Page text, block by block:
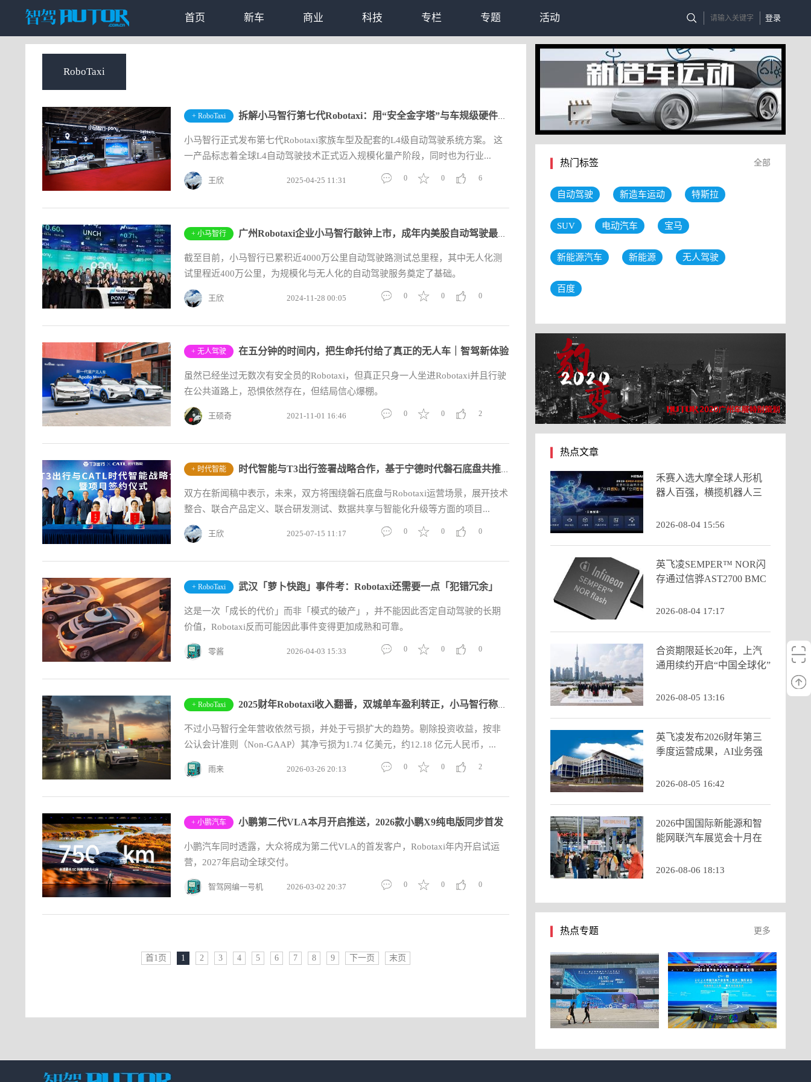
登录
首页 新车 商业 科技 专栏 专题 活动
RoboTaxi
+ RoboTaxi 拆解小马智行第七代Robotaxi：用“安全金字塔”与车规级硬件重构
小马智行正式发布第七代Robotaxi家族车型及配套的L4级自动驾驶系统方案。 这
一产品标志着全球L4自动驾驶技术正式迈入规模化量产阶段，同时也为行业...
王欣 2025-04-25 11:31 6
0
0
+ 小马智行 广州Robotaxi企业小马智行敲钟上市，成年内美股自动驾驶最大IPO
截至目前，小马智行已累积近4000万公里自动驾驶路测试总里程，其中无人化测
试里程近400万公里，为规模化与无人化的自动驾驶服务奠定了基础。
王欣 2024-11-28 00:05 0
0
0
+ 无人驾驶 在五分钟的时间内，把生命托付给了真正的无人车｜智驾新体验
​虽然已经坐过无数次有安全员的Robotaxi，但真正只身一人坐进Robotaxi并且行驶
在公共道路上，恐惧依然存在，但结局信心爆棚。
王硕奇 2021-11-01 16:46 2
0
0
+ 时代智能 时代智能与T3出行签署战略合作，基于宁德时代磐石底盘共推Robota
双方在新闻稿中表示，未来，双方将围绕磐石底盘与Robotaxi运营场景，展开技术
整合、联合产品定义、联合研发测试、数据共享与智能化升级等方面的项目...
王欣 2025-07-15 11:17 0
0
0
+ RoboTaxi 武汉「萝卜快跑」事件考：Robotaxi还需要一点「犯错冗余」
这是一次「成长的代价」而非「模式的破产」，并不能因此否定自动驾驶的长期
价值，Robotaxi反而可能因此事件变得更加成熟和可靠。
零酱 2026-04-03 15:33 0
0
0
+ RoboTaxi 2025财年Robotaxi收入翻番，双城单车盈利转正，小马智行称Robota
不过小马智行全年营收依然亏损，并处于亏损扩大的趋势。剔除投资收益，按非
公认会计准则（Non-GAAP）其净亏损为1.74 亿美元，约12.18 亿元人民币，...
雨来 2026-03-26 20:13 2
0
0
+ 小鹏汽车 小鹏第二代VLA本月开启推送，2026款小鹏X9纯电版同步首发
小鹏汽车同时透露，大众将成为第二代VLA的首发客户，Robotaxi年内开启试运
营，2027年启动全球交付。
智驾网编一号机 2026-03-02 20:37 0
0
0
首1页 1 2 3 4 5 6 7 8 9 下一页 末页
热门标签 全部
自动驾驶 新造车运动 特斯拉
SUV 电动汽车 宝马
新能源汽车 新能源 无人驾驶
百度
热点文章
禾赛入选大摩全球人形机
器人百强，横揽机器人三
2026-08-04 15:56
英飞凌SEMPER™ NOR闪
存通过信骅AST2700 BMC
2026-08-04 17:17
合资期限延长20年，上汽
通用续约开启“中国全球化”
2026-08-05 13:16
英飞凌发布2026财年第三
季度运营成果，AI业务强
史新高
2026-08-05 16:42
2026中国国际新能源和智
能网联汽车展览会十月在
造产业新生态
2026-08-06 18:13
热点专题 更多